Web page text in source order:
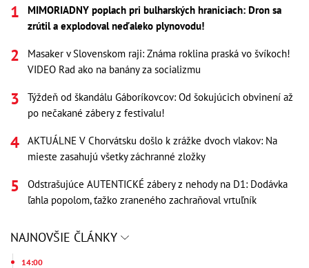
MIMORIADNY poplach pri bulharských hraniciach: Dron sa
zrútil a explodoval neďaleko plynovodu!
Masaker v Slovenskom raji: Známa roklina praská vo švíkoch!
VIDEO Rad ako na banány za socializmu
Týždeň od škandálu Gáboríkovcov: Od šokujúcich obvinení až
po nečakané zábery z festivalu!
AKTUÁLNE V Chorvátsku došlo k zrážke dvoch vlakov: Na
mieste zasahujú všetky záchranné zložky
Odstrašujúce AUTENTICKÉ zábery z nehody na D1: Dodávka
ľahla popolom, ťažko zraneného zachraňoval vrtuľník
NAJNOVŠIE ČLÁNKY
14:00